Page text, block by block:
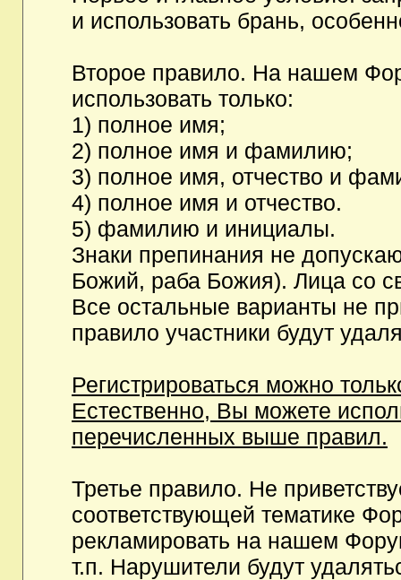
и использовать брань,
Второе правило. На нашем
использовать только:
1) полное имя;
2) полное имя и фамилию;
3) полное имя, отчество и
4) полное имя и отчество.
5) фамилию и инициалы.
Знаки препинания не
Божий, раба Божия). Лица со
Все остальные варианты не
правило участники будут
Регистрироваться можно
Естественно, Вы можете
перечисленных выше правил.
Третье правило. Не
соответствующей тематике
рекламировать на нашем
т.п. Нарушители будут